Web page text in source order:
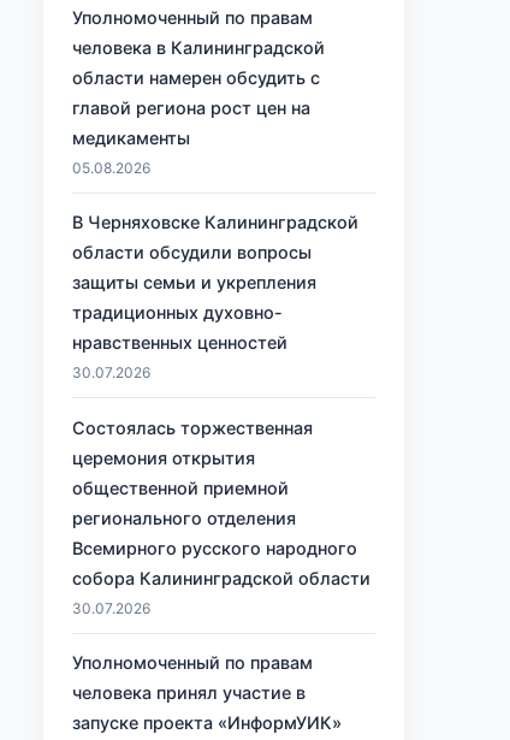
Уполномоченный по правам
человека в Калининградской
области намерен обсудить с
главой региона рост цен на
медикаменты
05.08.2026
В Черняховске Калининградской
области обсудили вопросы
защиты семьи и укрепления
традиционных духовно-
нравственных ценностей
30.07.2026
Состоялась торжественная
церемония открытия
общественной приемной
регионального отделения
Всемирного русского народного
собора Калининградской области
30.07.2026
Уполномоченный по правам
человека принял участие в
запуске проекта «ИнформУИК»